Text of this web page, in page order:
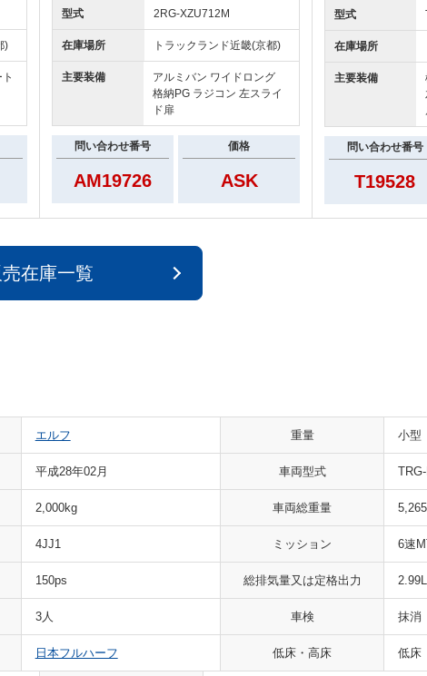
)
型式 2RG-XZU712M
在庫場所 トラックランド近畿(京都)
主要装備
アルミバン ワイドロング
格納PG ラジコン 左スライ
ド扉
問い合わせ番号
AM19726
価格
ASK
型式
在庫場所
主要装備
問い合わせ番号
T19528
在庫一覧
エルフ 重量 小型
平成28年02月 車両型式
2,000kg 車両総重量
4JJ1 ミッション 6速
150ps 総排気量又は定格出力 2.99L
3人 車検 抹消
日本フルハーフ 低床・高床 低床